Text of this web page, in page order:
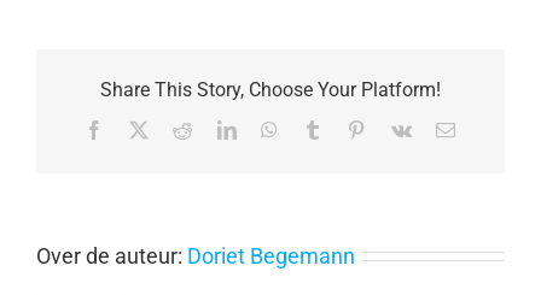
Share This Story, Choose Your Platform!
Facebook RedditLinkedInWhatsApp
Tumblr Pinterest
Vk
E-
Over de auteur: Doriet Begemann